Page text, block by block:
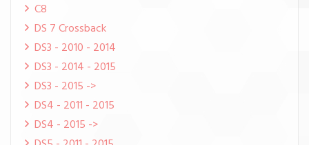
C8
DS 7 Crossback
DS3 - 2010 - 2014
DS3 - 2014 - 2015
DS3 - 2015 ->
DS4 - 2011 - 2015
DS4 - 2015 ->